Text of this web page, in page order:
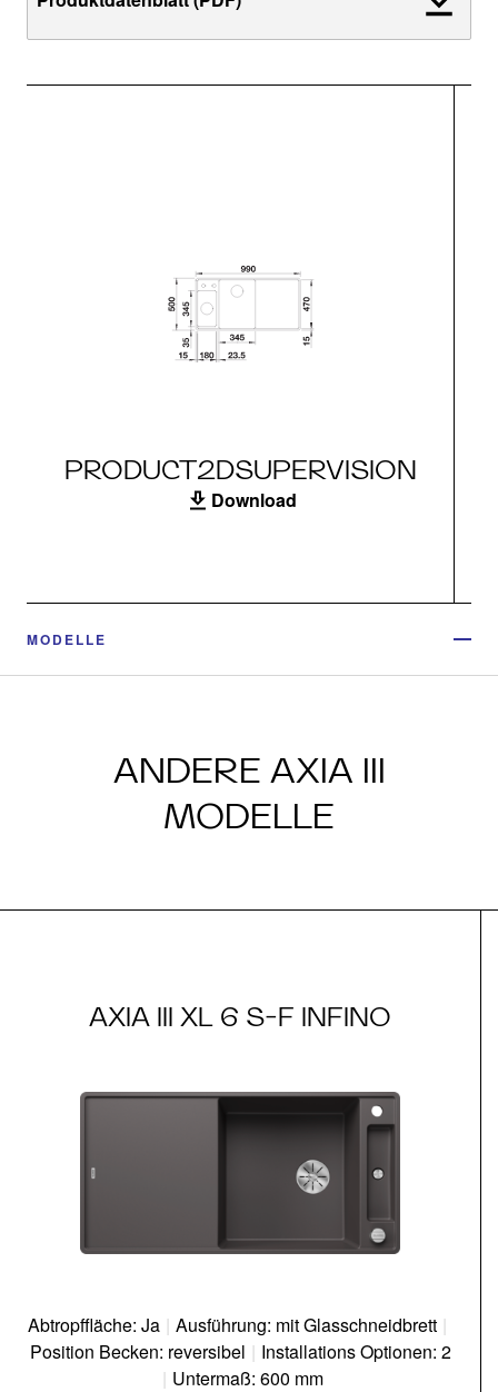
PRODUCT2DSUPERVISION
Download
MODELLE
ANDERE AXIA III
MODELLE
AXIA III XL 6 S-F INFINO
Abtropffläche: Ja | Ausführung: mit Glasschneidbrett |
Position Becken: reversibel | Installations Optionen: 2
| Untermaß: 600 mm